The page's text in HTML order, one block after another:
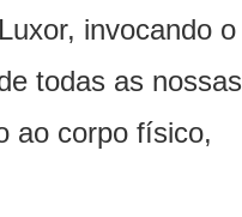
invocando o
todas as nossas
ao corpo físico,